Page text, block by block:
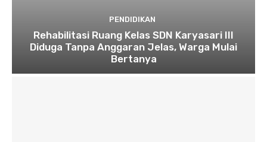
PENDIDIKAN
Rehabilitasi Ruang Kelas SDN Karyasari III
Diduga Tanpa Anggaran Jelas, Warga Mulai
Bertanya